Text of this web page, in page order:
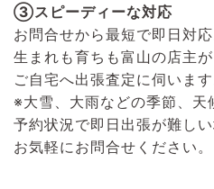
③スピーディーな対応
お問合せから最短で即日対応
生まれも育ちも富山の店主が
ご自宅へ出張査定に伺います
※大雪、大雨などの季節、天
予約状況で即日出張が難しい
お気軽にお問合せください。